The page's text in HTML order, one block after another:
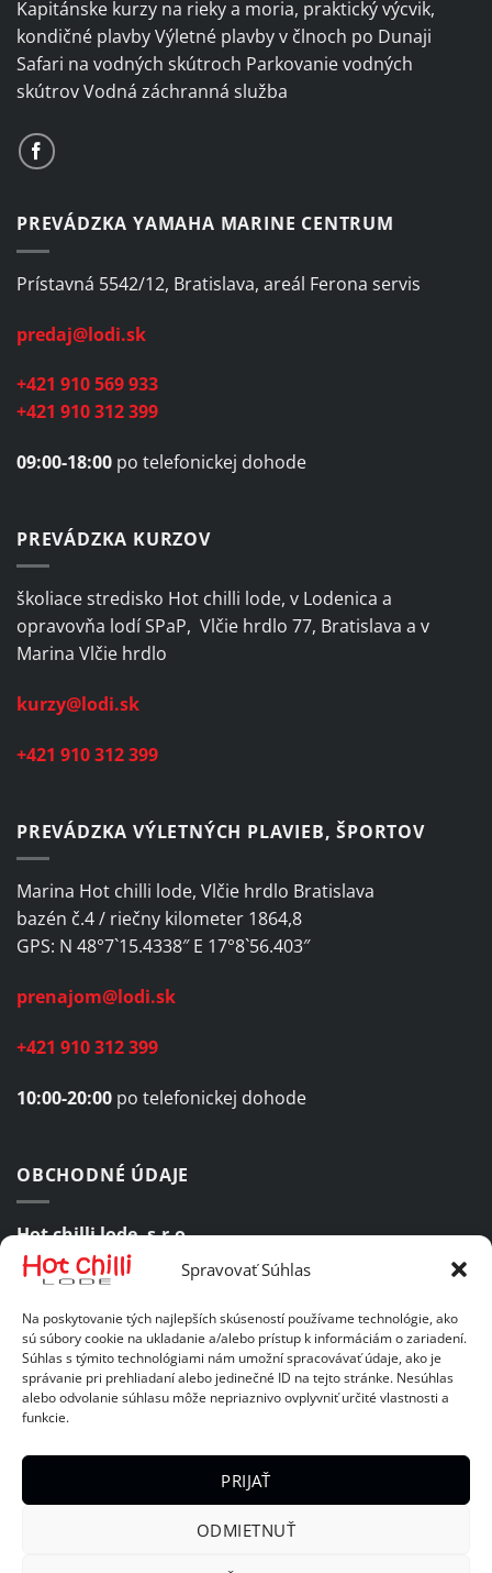
Spravovať Súhlas
Na poskytovanie tých najlepších skúseností používame technológie, ako
sú súbory cookie na ukladanie a/alebo prístup k informáciám o zariadení.
Súhlas s týmito technológiami nám umožní spracovávať údaje, ako je
správanie pri prehliadaní alebo jedinečné ID na tejto stránke. Nesúhlas
alebo odvolanie súhlasu môže nepriaznivo ovplyvniť určité vlastnosti a
funkcie.
PRIJAŤ
ODMIETNUŤ
Kapitánske kurzy na rieky a moria, praktický výcvik,
kondičné plavby Výletné plavby v člnoch po Dunaji
Safari na vodných skútroch Parkovanie vodných
skútrov Vodná záchranná služba
PREVÁDZKA YAMAHA MARINE CENTRUM
Prístavná 5542/12, Bratislava, areál Ferona servis
predaj@lodi.sk
+421 910 569 933
+421 910 312 399
09:00-18:00 po telefonickej dohode
PREVÁDZKA KURZOV
školiace stredisko Hot chilli lode, v Lodenica a
opravovňa lodí SPaP, Vlčie hrdlo 77, Bratislava a v
Marina Vlčie hrdlo
kurzy@lodi.sk
+421 910 312 399
PREVÁDZKA VÝLETNÝCH PLAVIEB, ŠPORTOV
Marina Hot chilli lode, Vlčie hrdlo Bratislava
bazén č.4 / riečny kilometer 1864,8
GPS: N 48°7`15.4338″ E 17°8`56.403″
prenajom@lodi.sk
+421 910 312 399
10:00-20:00 po telefonickej dohode
OBCHODNÉ ÚDAJE
Hot chilli lode, s.r.o.
Komárovská 47, 821 06 Bratislava 2
IČO:46985387
IČ DPH:SK2023689701
Obchodné podmienky